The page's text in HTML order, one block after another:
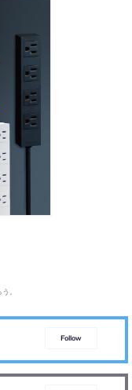
。
Follow